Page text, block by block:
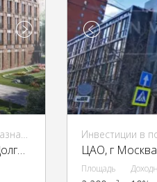
Инвестиции в помещение свободного назначения (ПСН)
Долгоруковская 25, ЦАО, г Москва, Долгоруковская ул., 25
Площадь